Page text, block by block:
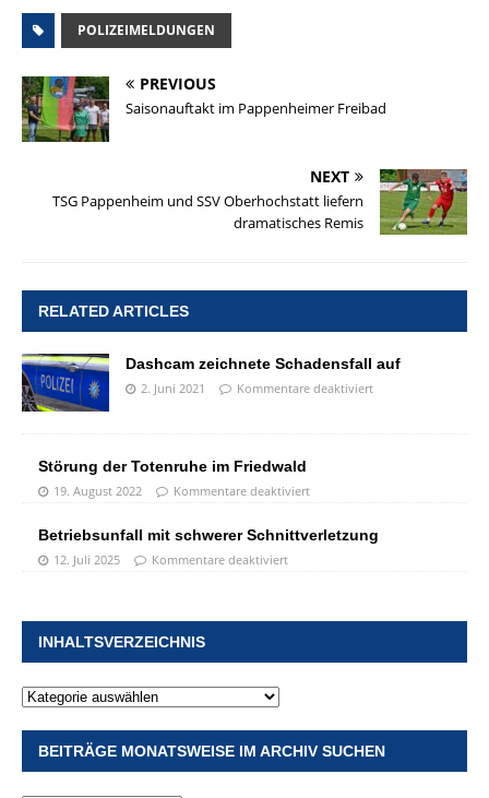
POLIZEIMELDUNGEN
PREVIOUS
Saisonauftakt im Pappenheimer Freibad
NEXT
TSG Pappenheim und SSV Oberhochstatt liefern
dramatisches Remis
RELATED ARTICLES
Dashcam zeichnete Schadensfall auf
2. Juni 2021 Kommentare deaktiviert
Störung der Totenruhe im Friedwald
19. August 2022 Kommentare deaktiviert
Betriebsunfall mit schwerer Schnittverletzung
12. Juli 2025 Kommentare deaktiviert
INHALTSVERZEICHNIS
BEITRÄGE MONATSWEISE IM ARCHIV SUCHEN